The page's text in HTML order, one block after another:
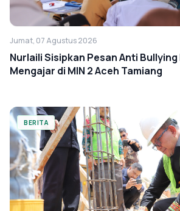
Jumat, 07 Agustus 2026
Nurlaili Sisipkan Pesan Anti Bullying
Mengajar di MIN 2 Aceh Tamiang
BERITA